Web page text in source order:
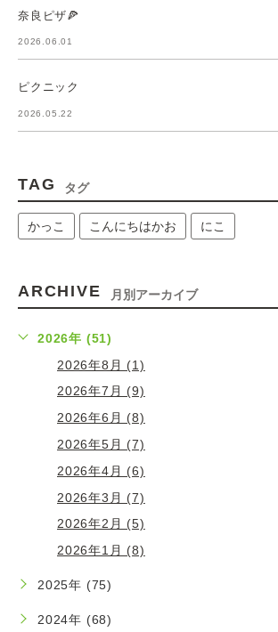
奈良ピザ🍕
2026.06.01
ピクニック
2026.05.22
TAG タグ
かっこ こんにちはかお にこ
ARCHIVE 月別アーカイブ
2026年 (51)
2026年8月 (1)
2026年7月 (9)
2026年6月 (8)
2026年5月 (7)
2026年4月 (6)
2026年3月 (7)
2026年2月 (5)
2026年1月 (8)
2025年 (75)
2024年 (68)